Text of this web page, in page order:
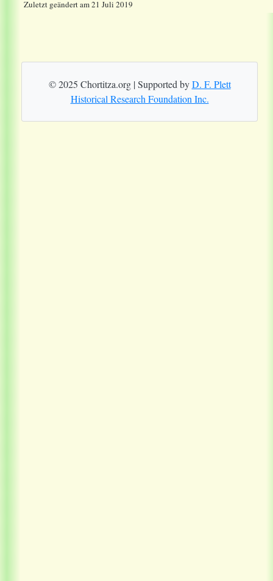
Zuletzt geändert am 21 Juli 2019
© 2025 Chortitza.org | Supported byD. F. Plett
Historical Research Foundation Inc.